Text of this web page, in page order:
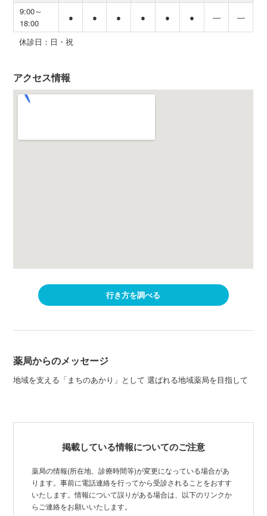
9:00～
18:00
● ● ● ● ● ● ― ―
休診日：日・祝
アクセス情報
行き方を調べる
薬局からのメッセージ
地域を支える「まちのあかり」として 選ばれる地域薬局を目指して
掲載している情報についてのご注意
薬局の情報(所在地、診療時間等)が変更になっている場合があ
ります。事前に電話連絡を行ってから受診されることをおすす
いたします。情報について誤りがある場合は、以下のリンクか
らご連絡をお願いいたします。